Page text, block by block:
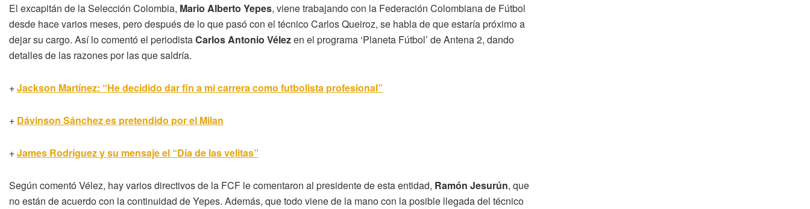
El excapitán de la Selección Colombia, Mario Alberto Yepes, viene trabajando con la Federación Colombiana de Fútbol
desde hace varios meses, pero después de lo que pasó con el técnico Carlos Queiroz, se habla de que estaría próximo a
dejar su cargo. Así lo comentó el periodistaCarlos Antonio Vélezen el programa ‘Planeta Fútbol’ de Antena 2, dando
detalles de las razones por las que saldría.
+Jackson Martínez: “He decidido dar fin a mi carrera como futbolista profesional”
+ Dávinson Sánchez es pretendido por el Milan
+James Rodríguez y su mensaje el “Día de las velitas”
Según comentó Vélez, hay varios directivos de la FCF le comentaron al presidente de esta entidad, Ramón Jesurún, que
no están de acuerdo con la continuidad de Yepes. Además, que todo viene de la mano con la posible llegada del técnico